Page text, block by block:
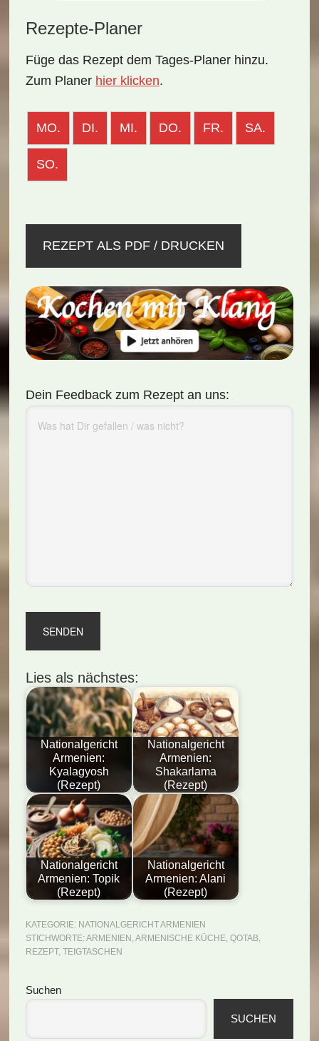
Rezepte-Planer
Füge das Rezept dem Tages-Planer hinzu.
Zum Planer hier klicken.
MO. DI. MI. DO. FR. SA.
SO.
REZEPT ALS PDF / DRUCKEN
Dein Feedback zum Rezept an uns:
Lies als nächstes:
Nationalgericht
Armenien:
Kyalagyosh
(Rezept)
Nationalgericht
Armenien:
Shakarlama
(Rezept)
Nationalgericht
Armenien: Topik
(Rezept)
Nationalgericht
Armenien: Alani
(Rezept)
KATEGORIE: NATIONALGERICHT ARMENIEN
STICHWORTE: ARMENIEN ,ARMENISCHE KÜCHE, QOTAB,
REZEPT, TEIGTASCHEN
Seitenspalte
Suchen
SUCHEN